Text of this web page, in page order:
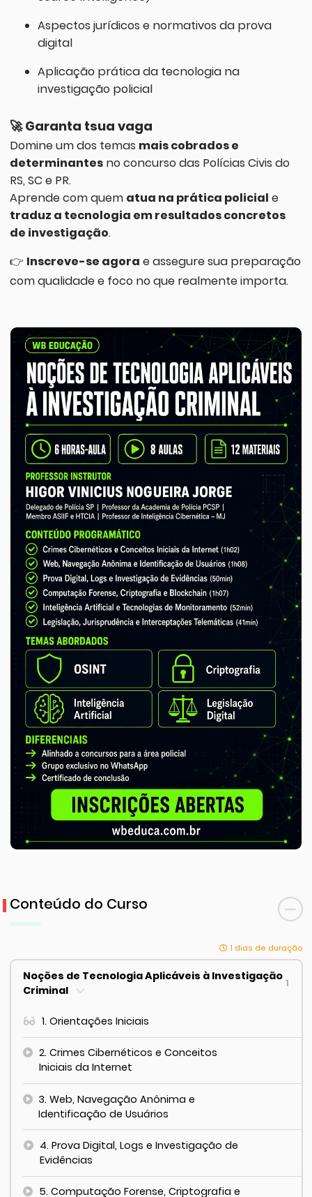
Aspectos jurídicos e normativos da prova
digital
Aplicação prática da tecnologia na
investigação policial
🚀Garanta tsua vaga
Domine um dos temas mais cobrados e
determinantesno concurso das Polícias Civis do
RS, SC e PR.
Aprende com quem atua na prática policial e
traduz a tecnologia em resultados concretos
de investigação.
👉 Inscreve-se agora e assegure sua preparação
com qualidade e foco no que realmente importa.
Conteúdo do Curso
1 dias de duração
Noções de Tecnologia Aplicáveis à Investigação
Criminal
1
1. Orientações Iniciais
2. Crimes Cibernéticos e Conceitos
Iniciais da Internet
3. Web, Navegação Anônima e
Identificação de Usuários
4. Prova Digital, Logs e Investigação de
Evidências
5. Computação Forense, Criptografia e